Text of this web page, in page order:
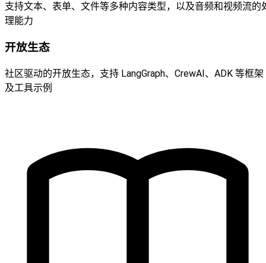
支持文本、表单、文件等多种内容类型，以及音频和视频流的
理能力
开放生态
社区驱动的开放生态，支持 LangGraph、CrewAI、ADK 等框架
及工具示例